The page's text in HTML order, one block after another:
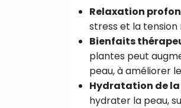
Relaxation
stress et la tension
Bienfaits
plantes peut
peau, à améliorer
Hydratation de la
hydrater la peau,